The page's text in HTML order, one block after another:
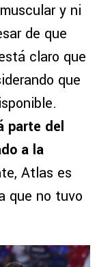
y ni
de que
claro que
que
parte del
a la
Atlas es
que no tuvo